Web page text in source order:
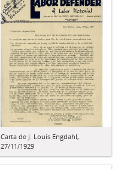
Carta de J. Louis Engdahl,
27/11/1929